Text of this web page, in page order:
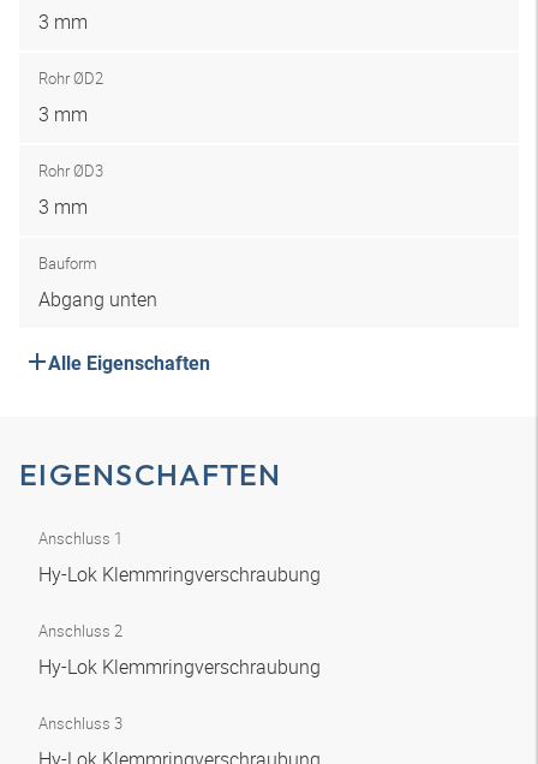
3 mm
Rohr ØD2
3 mm
Rohr ØD3
3 mm
Bauform
Abgang unten
Alle Eigenschaften
EIGENSCHAFTEN
Anschluss 1
Hy-Lok Klemmringverschraubung
Anschluss 2
Hy-Lok Klemmringverschraubung
Anschluss 3